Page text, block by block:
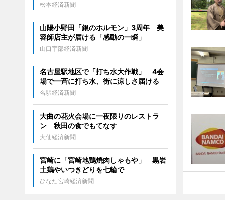
松本経済新聞
山陽小野田「銀のホルモン」3周年 美
容師店主が届ける「感動の一瞬」
山口宇部経済新聞
名古屋駅地区で「打ち水大作戦」 4会
場で一斉に打ち水、街に涼しさ届ける
名駅経済新聞
大曲の花火会場に一夜限りのレストラ
ン 秋田の食でもてなす
大仙経済新聞
宮崎に「宮崎地鶏焼肉しゃもや」 黒岩
土鶏やいつきどりを七輪で
ひなた宮崎経済新聞